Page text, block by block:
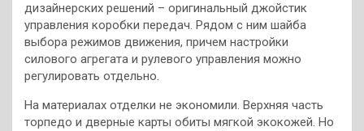
дизайнерских решений – оригинальный джойстик
управления коробки передач. Рядом с ним шайба
выбора режимов движения, причем настройки
силового агрегата и рулевого управления можно
регулировать отдельно.
На материалах отделки не экономили. Верхняя часть
торпедо и дверные карты обиты мягкой экокожей. Но